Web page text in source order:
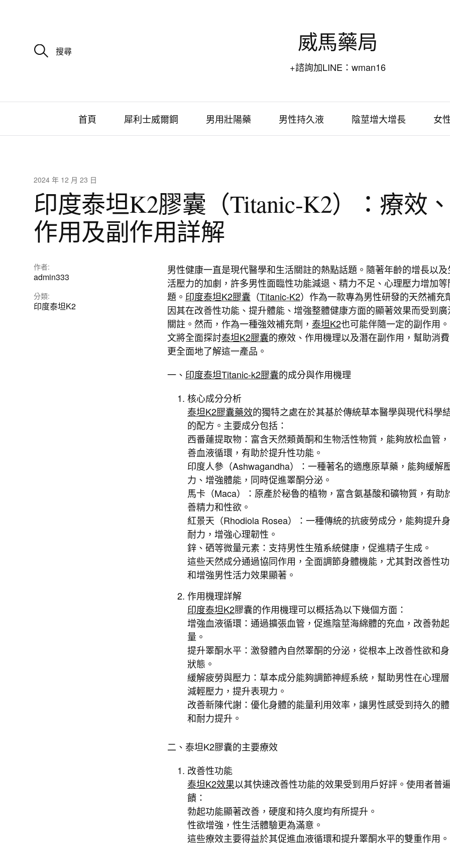
搜
尋 威馬藥局
+諮詢加LINE：wman16
首頁 犀利士威爾鋼 男用壯陽藥 男性持久液 陰莖增大增長 女
2024 年 12 月 23 日
印度泰坦K2膠囊（Titanic-K2）：療效
作用及副作用詳解
作者:
admin333
分類:
印度泰坦K2
男性健康一直是現代醫學和生活關註的熱點話題。隨著年齡的增長以及
活壓力的加劇，許多男性面臨性功能減退、精力不足、心理壓力增加等
題。 印度泰坦K2膠囊 （Titanic-K2）作為一款專為男性研發的天然補充
因其在改善性功能、提升體能、增強整體健康方面的顯著效果而受到廣
關註。然而，作為一種強效補充劑， 泰坦K2也可能伴隨一定的副作用
文將全面探討泰坦K2膠囊的療效、作用機理以及潛在副作用，幫助消
更全面地了解這一產品。
一、 印度泰坦Titanic-k2膠囊的成分與作用機理
核心成分分析
泰坦K2膠囊藥效的獨特之處在於其基於傳統草本醫學與現代科學
的配方。主要成分包括：
西番蓮提取物：富含天然類黃酮和生物活性物質，能夠放松血管
善血液循環，有助於提升性功能。
印度人參（Ashwagandha）：一種著名的適應原草藥，能夠緩解
力、增強體能，同時促進睪酮分泌。
馬卡（Maca）：原產於秘魯的植物，富含氨基酸和礦物質，有助
善精力和性欲。
紅景天（Rhodiola Rosea）：一種傳統的抗疲勞成分，能夠提升
耐力，增強心理韌性。
鋅、硒等微量元素：支持男性生殖系統健康，促進精子生成。
這些天然成分通過協同作用，全面調節身體機能，尤其對改善性
和增強男性活力效果顯著。
作用機理詳解
印度泰坦K2膠囊的作用機理可以概括為以下幾個方面：
增強血液循環：通過擴張血管，促進陰莖海綿體的充血，改善勃
量。
提升睪酮水平：激發體內自然睪酮的分泌，從根本上改善性欲和
狀態。
緩解疲勞與壓力：草本成分能夠調節神經系統，幫助男性在心理
減輕壓力，提升表現力。
改善新陳代謝：優化身體的能量利用效率，讓男性感受到持久的
和耐力提升。
二、泰坦K2膠囊的主要療效
改善性功能
泰坦K2效果以其快速改善性功能的效果受到用戶好評。使用者普
饋：
勃起功能顯著改善，硬度和持久度均有所提升。
性欲增強，性生活體驗更為滿意。
這些療效主要得益於其促進血液循環和提升睪酮水平的雙重作用。